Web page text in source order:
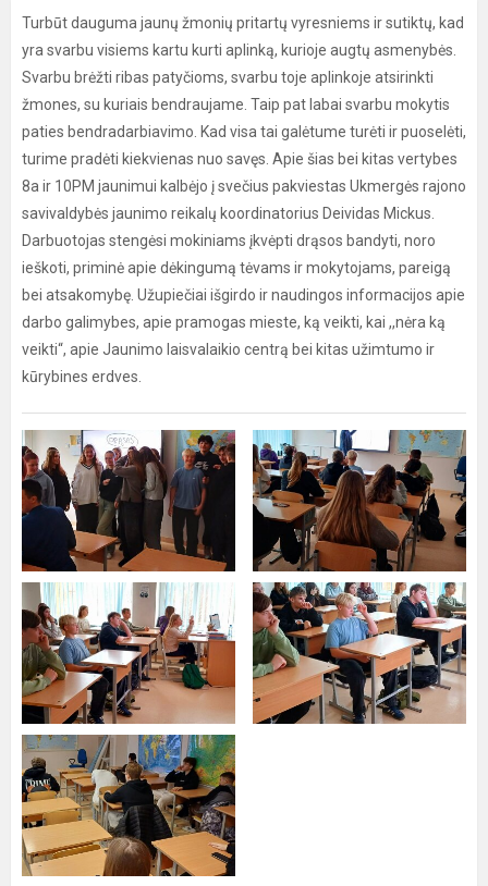
Turbūt dauguma jaunų žmonių pritartų vyresniems ir sutiktų, kad
yra svarbu visiems kartu kurti aplinką, kurioje augtų asmenybės.
Svarbu brėžti ribas patyčioms, svarbu toje aplinkoje atsirinkti
žmones, su kuriais bendraujame. Taip pat labai svarbu mokytis
paties bendradarbiavimo. Kad visa tai galėtume turėti ir puoselėti,
turime pradėti kiekvienas nuo savęs. Apie šias bei kitas vertybes
8a ir 10PM jaunimui kalbėjo į svečius pakviestas Ukmergės rajono
savivaldybės jaunimo reikalų koordinatorius Deividas Mickus.
Darbuotojas stengėsi mokiniams įkvėpti drąsos bandyti, noro
ieškoti, priminė apie dėkingumą tėvams ir mokytojams, pareigą
bei atsakomybę. Užupiečiai išgirdo ir naudingos informacijos apie
darbo galimybes, apie pramogas mieste, ką veikti, kai ,,nėra ką
veikti“, apie Jaunimo laisvalaikio centrą bei kitas užimtumo ir
kūrybines erdves.